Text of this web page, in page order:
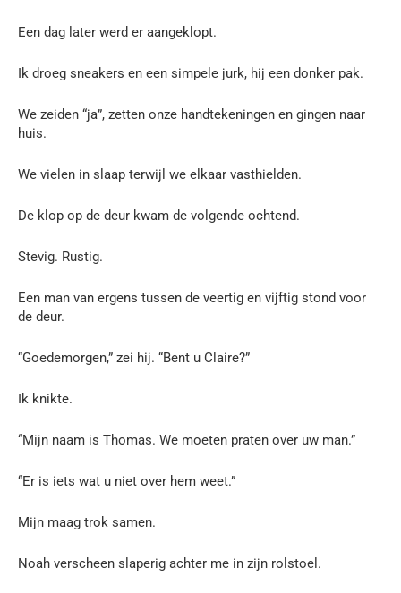
Een dag later werd er aangeklopt.
Ik droeg sneakers en een simpele jurk, hij een donker pak.
We zeiden “ja”, zetten onze handtekeningen en gingen naar
huis.
We vielen in slaap terwijl we elkaar vasthielden.
De klop op de deur kwam de volgende ochtend.
Stevig. Rustig.
Een man van ergens tussen de veertig en vijftig stond voor
de deur.
“Goedemorgen,” zei hij. “Bent u Claire?”
Ik knikte.
“Mijn naam is Thomas. We moeten praten over uw man.”
“Er is iets wat u niet over hem weet.”
Mijn maag trok samen.
Noah verscheen slaperig achter me in zijn rolstoel.